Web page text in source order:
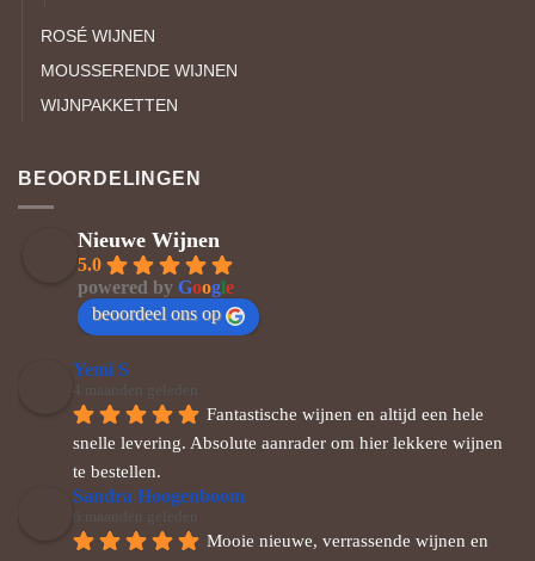
ROSÉ WIJNEN
MOUSSERENDE WIJNEN
WIJNPAKKETTEN
BEOORDELINGEN
Nieuwe Wijnen
5.0
powered by Google
beoordeel ons op
Yemi S
4 maanden geleden
Fantastische wijnen en altijd een hele
snelle levering. Absolute aanrader om hier lekkere wijnen
te bestellen.
Sandra Hoogenboom
6 maanden geleden
Mooie nieuwe, verrassende wijnen en